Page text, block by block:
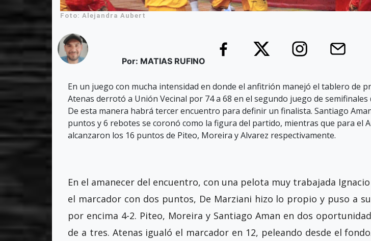
Foto: Alejandra Aubert
Por: MATIAS RUFINO
En un juego con mucha intensidad en donde el anfitrión manejó el tablero de
Atenas derrotó a Unión Vecinal por 74 a 68 en el segundo juego de semifinales
De esta manera habrá tercer encuentro para definir un finalista. Santiago
puntos y 6 rebotes se coronó como la figura del partido, mientras que para el
alcanzaron los 16 puntos de Piteo, Moreira y Alvarez respectivamente.
En el amanecer del encuentro, con una pelota muy trabajada
el marcador con dos puntos, De Marziani hizo lo propio y puso a
por encima 4-2. Piteo, Moreira y Santiago Aman en dos
de a tres. Atenas igualó el marcador en 12, peleando desde el